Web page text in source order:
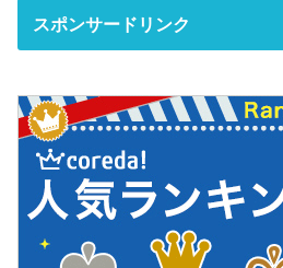
スポンサードリンク